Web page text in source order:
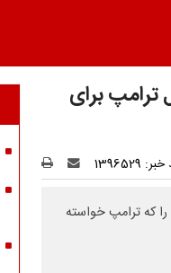
ترامپ برای
1396529
که ترامپ خواسته